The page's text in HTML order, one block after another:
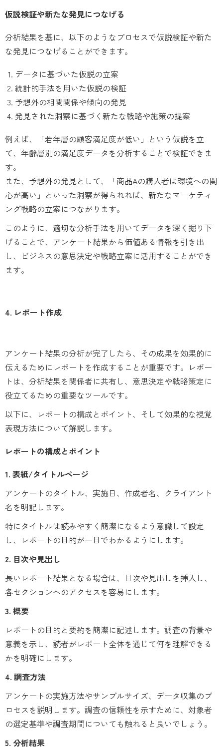
仮説検証や新たな発見につなげる
分析結果を基に、以下のようなプロセスで仮説検証や新た
な発見につなげることができます。
データに基づいた仮説の立案
統計的手法を用いた仮説の検証
予想外の相関関係や傾向の発見
発見された洞察に基づく新たな戦略や施策の提案
例えば、「若年層の顧客満足度が低い」という仮説を立
て、年齢層別の満足度データを分析することで検証できま
す。
また、予想外の発見として、「商品Aの購入者は環境への関
心が高い」といった洞察が得られれば、新たなマーケティ
ング戦略の立案につながります。
このように、適切な分析手法を用いてデータを深く掘り下
げることで、アンケート結果から価値ある情報を引き出
し、ビジネスの意思決定や戦略立案に活用することができ
ます。
4. レポート作成
アンケート結果の分析が完了したら、その成果を効果的に
伝えるためにレポートを作成することが重要です。レポー
トは、分析結果を関係者に共有し、意思決定や戦略策定に
役立てるための重要なツールです。
以下に、レポートの構成とポイント、そして効果的な視覚
表現方法について解説します。
レポートの構成とポイント
1. 表紙/タイトルページ
アンケートのタイトル、実施日、作成者名、クライアント
名を明記します。
特にタイトルは読みやすく簡潔になるよう意識して設定
し、レポートの目的が一目でわかるようにします。
2. 目次や見出し
長いレポート結果となる場合は、目次や見出しを挿入し、
各セクションへのアクセスを容易にします。
3. 概要
レポートの目的と要約を簡潔に記述します。調査の背景や
意義を示し、読者がレポート全体を通じて何を理解できる
かを明確にします。
4. 調査方法
アンケートの実施方法やサンプルサイズ、データ収集のプ
ロセスを説明します。調査の信頼性を示すために、対象者
の選定基準や調査期間についても触れると良いでしょう。
5. 分析結果